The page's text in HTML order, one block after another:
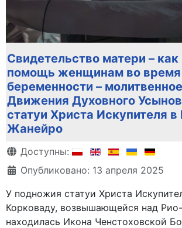
Свидетельство матери –
помощь женщинам во время
беременности –
Движения Духовного
статуи Христа Искупителя
Жанейро
Информация о материале
Доступны:
Опубликовано: 13 апреля 2025
У подножия статуи Христа
Корковаду, возвышающейся над
находилась Икона Ченстоховской